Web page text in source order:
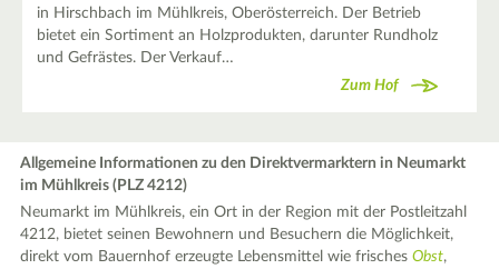
in Hirschbach im Mühlkreis, Oberösterreich. Der Betrieb
bietet ein Sortiment an Holzprodukten, darunter Rundholz
und Gefrästes. Der Verkauf…
Zum Hof
Allgemeine Informationen zu den Direktvermarktern in Neumarkt
im Mühlkreis (PLZ 4212)
Neumarkt im Mühlkreis, ein Ort in der Region mit der Postleitzahl
4212, bietet seinen Bewohnern und Besuchern die Möglichkeit,
direkt vom Bauernhof erzeugte Lebensmittel wie frischesObst,